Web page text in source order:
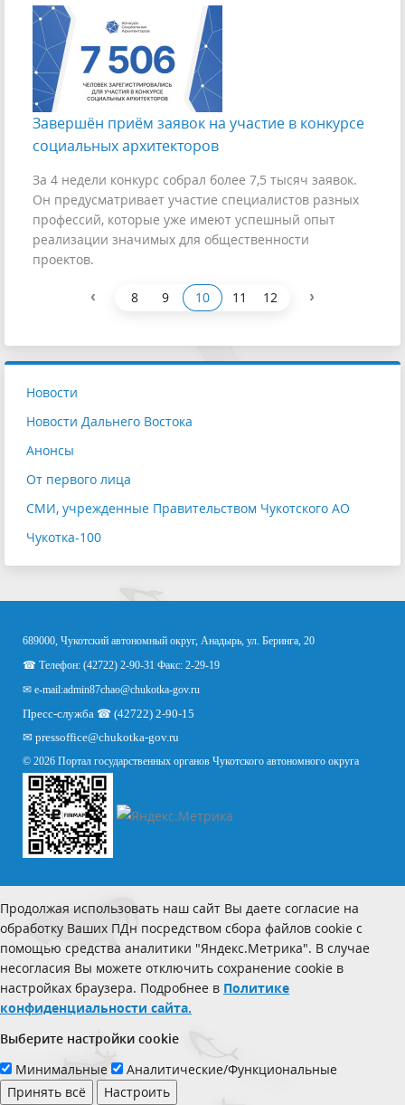
Завершён приём заявок на участие в конкурсе
социальных архитекторов
За 4 недели конкурс собрал более 7,5 тысяч заявок.
Он предусматривает участие специалистов разных
профессий, которые уже имеют успешный опыт
реализации значимых для общественности
проектов.
‹ 8 9 10 11 12 ›
Новости
Новости Дальнего Востока
Анонсы
От первого лица
СМИ, учрежденные Правительством Чукотского АО
Чукотка-100
689000, Чукотский автономный округ, Анадырь, ул. Беринга, 20
☎ Телефон: (42722) 2-90-31 Факс: 2-29-19
✉ e-mail:admin87chao@chukotka-gov.ru
Пресс-служба ☎ (42722) 2-90-15
✉ pressoffice@chukotka-gov.ru
© 2026 Портал государственных органов Чукотского автономного округа
Продолжая использовать наш сайт Вы даете согласие на
обработку Ваших ПДн посредством сбора файлов cookie с
помощью средства аналитики "Яндекс.Метрика". В случае
несогласия Вы можете отключить сохранение cookie в
настройках браузера. Подробнее в Политике
конфиденциальности сайта.
Выберите настройки cookie
Минимальные
Аналитические/Функциональные
Принять всё
Настроить